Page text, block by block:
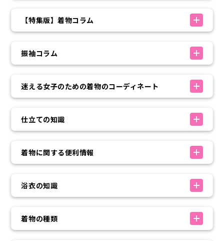
【特集版】着物コラム
振袖コラム
迷える女子のための着物のコーディネート
仕立ての知識
着物に関する便利情報
浴衣の知識
着物の種類